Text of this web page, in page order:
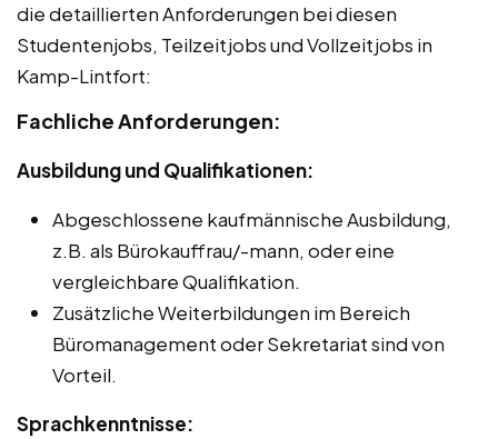
die detaillierten Anforderungen bei diesen
Studentenjobs, Teilzeitjobs und Vollzeitjobs in
Kamp-Lintfort:
Fachliche Anforderungen:
Ausbildung und Qualifikationen:
Abgeschlossene kaufmännische Ausbildung,
z.B. als Bürokauffrau/-mann, oder eine
vergleichbare Qualifikation.
Zusätzliche Weiterbildungen im Bereich
Büromanagement oder Sekretariat sind von
Vorteil.
Sprachkenntnisse: